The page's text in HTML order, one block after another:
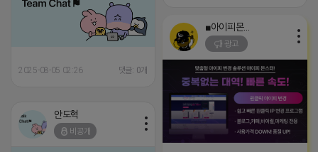
2025-08-05 02:26 댓글: 0개
■아이피몬스터■
광고
안도혁
비공개